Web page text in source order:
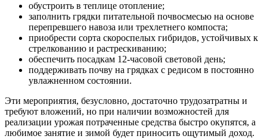
обустроить в теплице отопление;
заполнить грядки питательной почвосмесью на основе
перепревшего навоза или трехлетнего компоста;
приобрести сорта скороспелых гибридов, устойчивых к
стрелкованию и растрескиванию;
обеспечить посадкам 12-часовой световой день;
поддерживать почву на грядках с редисом в постоянно
увлажненном состоянии.
Эти мероприятия, безусловно, достаточно трудозатратны и
требуют вложений, но при наличии возможностей для
реализации урожая потраченные средства быстро окупятся, а
любимое занятие и зимой будет приносить ощутимый доход.